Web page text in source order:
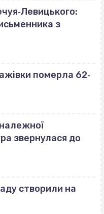
з
померла 62‐
звернулася до
створили на